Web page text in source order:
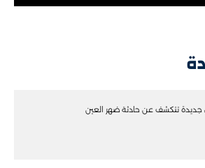
جديدة تتكشف عن حادثة ضهر العين